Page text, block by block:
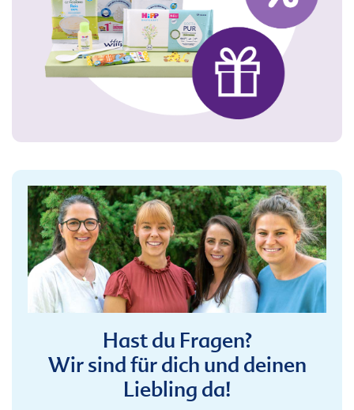
Hast du Fragen?
Wir sind für dich und deinen
Liebling da!